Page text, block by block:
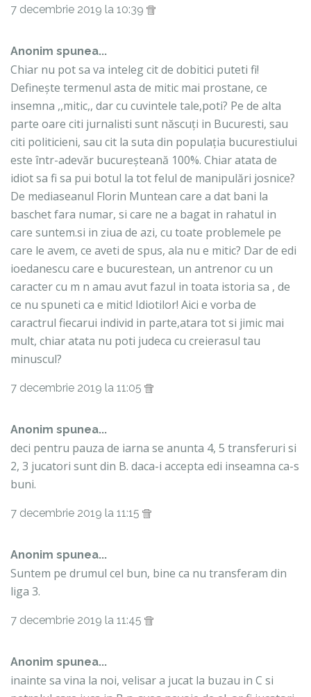
7 decembrie 2019 la 10:39
Anonim spunea...
Chiar nu pot sa va inteleg cit de dobitici puteti fi!
Definește termenul asta de mitic mai prostane, ce
insemna ,,mitic,, dar cu cuvintele tale,poti? Pe de alta
parte oare citi jurnalisti sunt născuți in Bucuresti, sau
citi politicieni, sau cit la suta din populația bucurestiului
este într-adevăr bucureșteană 100%. Chiar atata de
idiot sa fi sa pui botul la tot felul de manipulări josnice?
De mediaseanul Florin Muntean care a dat bani la
baschet fara numar, si care ne a bagat in rahatul in
care suntem.si in ziua de azi, cu toate problemele pe
care le avem, ce aveti de spus, ala nu e mitic? Dar de edi
ioedanescu care e bucurestean, un antrenor cu un
caracter cu m n amau avut fazul in toata istoria sa , de
ce nu spuneti ca e mitic! Idiotilor! Aici e vorba de
caractrul fiecarui individ in parte,atara tot si jimic mai
mult, chiar atata nu poti judeca cu creierasul tau
minuscul?
7 decembrie 2019 la 11:05
Anonim spunea...
deci pentru pauza de iarna se anunta 4, 5 transferuri si
2, 3 jucatori sunt din B. daca-i accepta edi inseamna ca-s
buni.
7 decembrie 2019 la 11:15
Anonim spunea...
Suntem pe drumul cel bun, bine ca nu transferam din
liga 3.
7 decembrie 2019 la 11:45
Anonim spunea...
inainte sa vina la noi, velisar a jucat la buzau in C si